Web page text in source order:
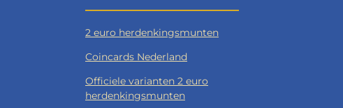
2 euro herdenkingsmunten
Coincards Nederland
Officiele varianten 2 euro
herdenkingsmunten